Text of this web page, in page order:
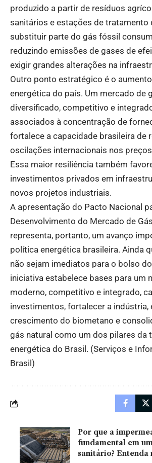
produzido a partir de resíduos
sanitários e estações de tratamento
substituir parte do gás fóssil
reduzindo emissões de gases de
exigir grandes alterações na
Outro ponto estratégico é o
energética do país. Um mercado de
diversificado, competitivo e
associados à concentração de
fortalece a capacidade brasileira de
oscilações internacionais nos
Essa maior resiliência também
investimentos privados em
novos projetos industriais.
A apresentação do Pacto Nacional
Desenvolvimento do Mercado de
representa, portanto, um avanço
política energética brasileira. Ainda
não sejam imediatos para o bolso
iniciativa estabelece bases para um
moderno, competitivo e integrado,
investimentos, fortalecer a indústria,
crescimento do biometano e
gás natural como um dos pilares da
energética do Brasil. (Serviços e
Brasil )
Por que a
fundamental em
sanitário? Entenda